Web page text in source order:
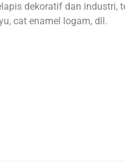
dekoratif dan industri,
cat enamel logam, dll.